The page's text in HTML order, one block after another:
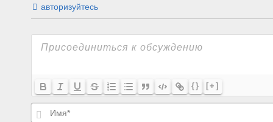
авторизуйтесь
{} [+]